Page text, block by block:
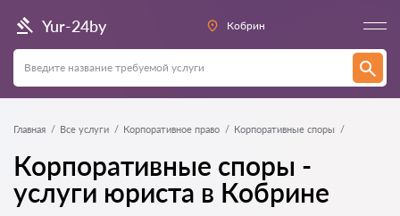
Yur-24by Кобрин
Главная Все услуги Корпоративное право Корпоративные споры
Корпоративные споры -
услуги юриста в Кобрине